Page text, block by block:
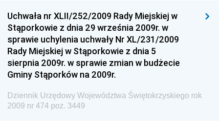
Dziennik Urzędowy Ministra Sportu
Dziennik Urzędowy Ministra Funduszy i Polityki
Regionalnej
Dziennik Urzędowy Ministra Aktywów Państwowych
Dziennik Urzędowy Ministra Zdrowia
Dziennik Urzędowy Ministra Środowiska i Głównego
Inspektora Ochrony Środowiska
Uchwała nr XLII/252/2009 Rady Miejskiej w
Stąporkowie z dnia 29 września 2009r. w
sprawie uchylenia uchwały Nr XL/231/2009
Rady Miejskiej w Stąporkowie z dnia 5
sierpnia 2009r. w sprawie zmian w budżecie
Gminy Stąporków na 2009r.
Dziennik Urzędowy Województwa Świętokrzyskiego rok
2009 nr 474 poz. 3449